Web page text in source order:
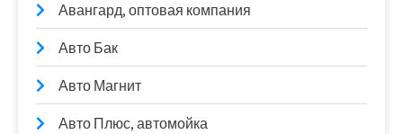
Авангард, оптовая компания
Авто Бак
Авто Магнит
Авто Плюс, автомойка